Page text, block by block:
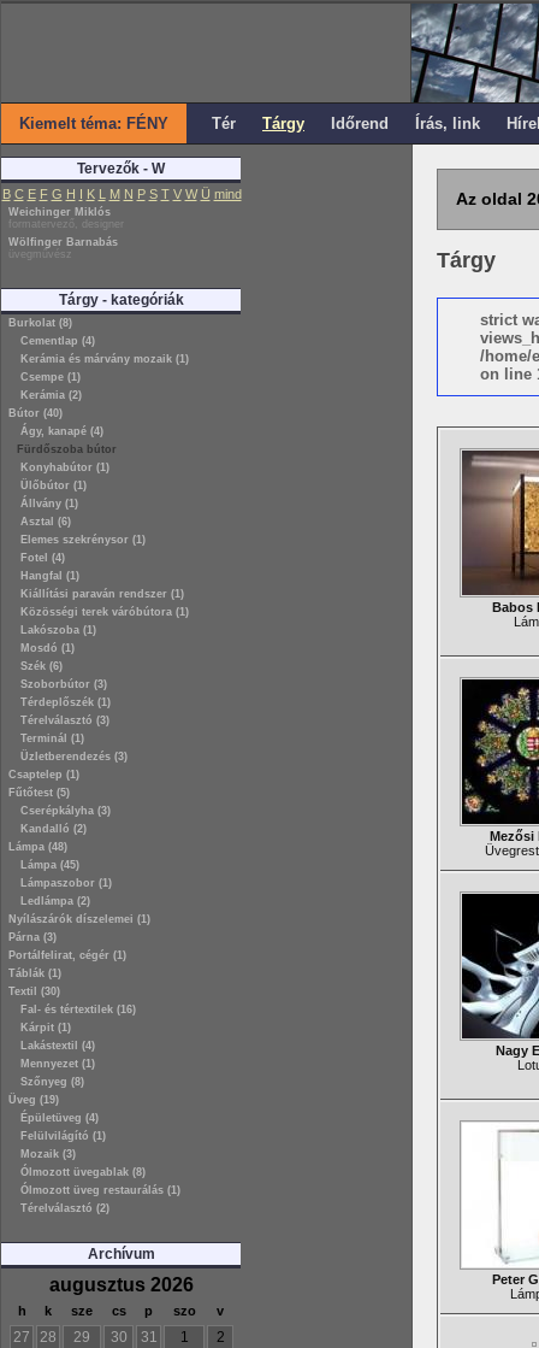
Kiemelt téma: FÉNY Tér Tárgy Időrend Írás, link
Tervezők - W
B C E F G H I K L M N P S T V W Ü mind
Weichinger Miklós
formatervező, designer
Wölfinger Barnabás
üvegművész
Tárgy - kategóriák
Burkolat (8)
Cementlap (4)
Kerámia és márvány mozaik (1)
Csempe (1)
Kerámia (2)
Bútor (40)
Ágy, kanapé (4)
Fürdőszoba bútor
Konyhabútor (1)
Ülőbútor (1)
Állvány (1)
Asztal (6)
Elemes szekrénysor (1)
Fotel (4)
Hangfal (1)
Kiállítási paraván rendszer (1)
Közösségi terek váróbútora (1)
Lakószoba (1)
Mosdó (1)
Szék (6)
Szoborbútor (3)
Térdeplőszék (1)
Térelválasztó (3)
Terminál (1)
Üzletberendezés (3)
Csaptelep (1)
Fűtőtest (5)
Cserépkályha (3)
Kandalló (2)
Lámpa (48)
Lámpa (45)
Lámpaszobor (1)
Ledlámpa (2)
Nyílászárók díszelemei (1)
Párna (3)
Portálfelirat, cégér (1)
Táblák (1)
Textil (30)
Fal- és tértextilek (16)
Kárpit (1)
Lakástextil (4)
Mennyezet (1)
Szőnyeg (8)
Üveg (19)
Épületüveg (4)
Felülvilágító (1)
Mozaik (3)
Ólmozott üvegablak (8)
Ólmozott üveg restaurálás (1)
Térelválasztó (2)
Archívum
augusztus 2026
h k sze cs p szo v
27 28 29 30 31 1
2
Az oldal
Tárgy
strict
/home/
on line
Babos
Mezősi
Nagy
Peter